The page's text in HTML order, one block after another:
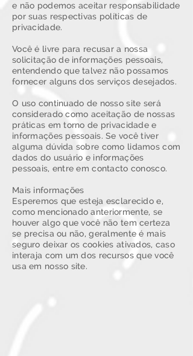
e não podemos aceitar responsabilidade
por suas respectivas políticas de
privacidade.
Você é livre para recusar a nossa
solicitação de informações pessoais,
entendendo que talvez não possamos
fornecer alguns dos serviços desejados.
O uso continuado de nosso site será
considerado como aceitação de nossas
práticas em torno de privacidade e
informações pessoais. Se você tiver
alguma dúvida sobre como lidamos com
dados do usuário e informações
pessoais, entre em contacto conosco.
Mais informações
Esperemos que esteja esclarecido e,
como mencionado anteriormente, se
houver algo que você não tem certeza
se precisa ou não, geralmente é mais
seguro deixar os cookies ativados, caso
interaja com um dos recursos que você
usa em nosso site.